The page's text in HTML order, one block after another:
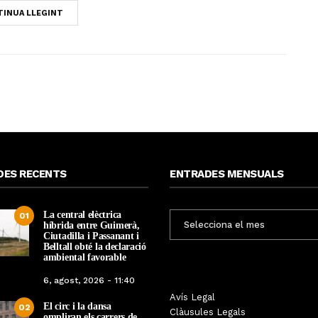
LLEGINT
RECENTS
01
La central elèctrica
híbrida entre Guimerà,
Ciutadilla i Passanant i
Belltall obté la declaració
ambiental favorable
6, agost, 2026 - 11:40
02
El circ i la dansa
ENTRADES MENSUALS
MENSUALS
Avís Legal
Clàusules Legals
Les Gastrosàvies protagonitzen
una gran trobada al Món Sant